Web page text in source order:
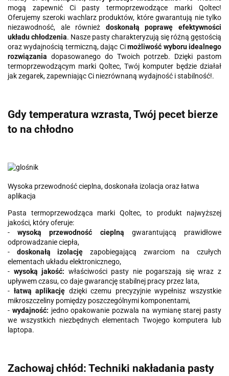
mogą zapewnić Ci pasty termoprzewodzące marki Qoltec!
Oferujemy szeroki wachlarz produktów, które gwarantują nie tylko
niezawodność, ale również doskonałą poprawę efektywności
układu chłodzenia. Nasze pasty charakteryzują się różną gęstością
oraz wydajnością termiczną, dając Cimożliwość wyboru idealnego
rozwiązania dopasowanego do Twoich potrzeb. Dzięki pastom
termoprzewodzącym marki Qoltec, Twój komputer będzie działał
jak zegarek, zapewniając Ci niezrównaną wydajność i stabilność!.
Gdy temperatura wzrasta, Twój pecet bierze
to na chłodno
Wysoka przewodność cieplna, doskonała izolacja oraz łatwa
aplikacja
Pasta termoprzewodząca marki Qoltec, to produkt najwyższej
jakości, który oferuje:
-wysoką przewodność cieplną gwarantującą prawidłowe
odprowadzanie ciepła,
- doskonałą izolację zapobiegającą zwarciom na czułych
elementach układu elektronicznego,
- wysoką jakość: właściwości pasty nie pogarszają się wraz z
upływem czasu, co daje gwarancję stabilnej pracy przez lata,
- łatwą aplikację dzięki czemu precyzyjnie wypełnisz wszystkie
mikroszczeliny pomiędzy poszczególnymi komponentami,
- wydajność: jedno opakowanie pozwala na wymianę starej pasty
we wszystkich niezbędnych elementach Twojego komputera lub
laptopa.
Zachowaj chłód: Techniki nakładania pasty